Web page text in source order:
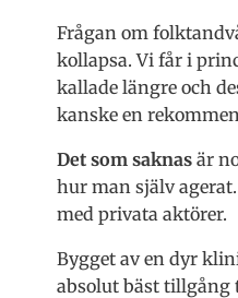
Frågan om
kollapsa. Vi får i
kallade längre och
kanske en
Det som saknas är
hur man själv
med privata aktörer.
Bygget av en dyr
absolut bäst tillgång